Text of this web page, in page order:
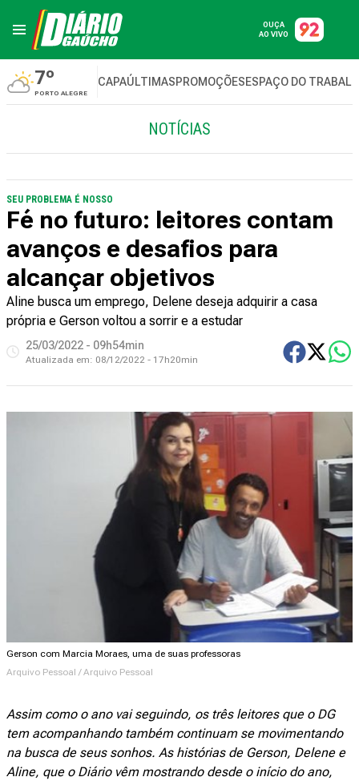
OUÇA
AO VIVO
7º
PORTO ALEGRE
CAPAÚLTIMASPROMOÇÕESESPAÇO DO
NOTÍCIAS
SEU PROBLEMA É NOSSO
Fé no futuro: leitores contam
avanços e desafios para
alcançar objetivos
Aline busca um emprego, Delene deseja adquirir a casa
própria e Gerson voltou a sorrir e a estudar
25/03/2022 - 09h54min
Atualizada em: 08/12/2022 - 17h20min
Gerson com Marcia Moraes, uma de suas professoras
Arquivo Pessoal / Arquivo Pessoal
Assim como o ano vai seguindo, os três leitores que o DG
tem acompanhando também continuam se movimentando
na busca de seus sonhos. As histórias de Gerson, Delene e
Aline, que o Diário vêm mostrando desde o início do ano,